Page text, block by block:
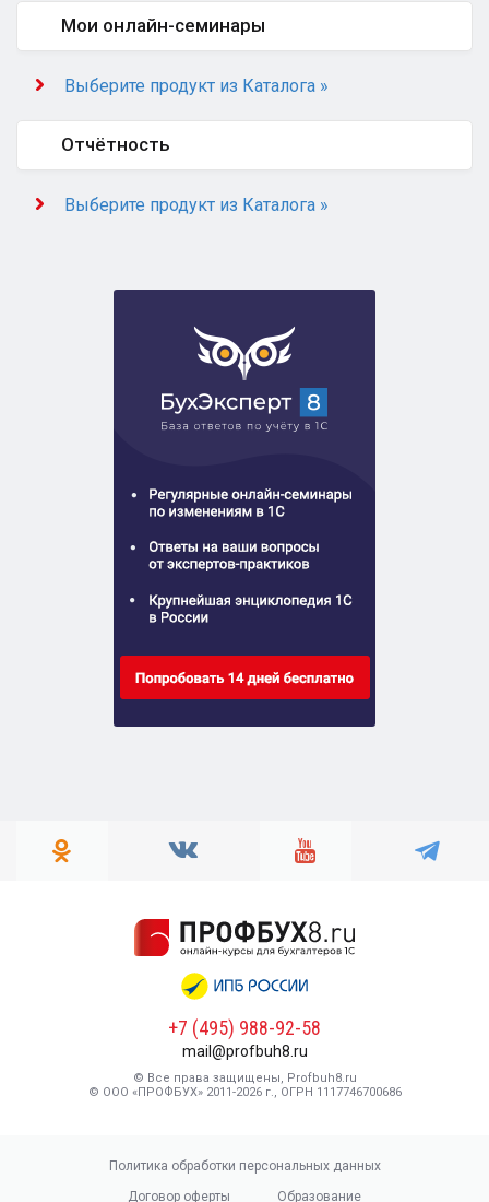
Мои онлайн-семинары
Выберите продукт из Каталога »
Отчётность
Выберите продукт из Каталога »
+7 (495) 988-92-58
mail@profbuh8.ru
© Все права защищены, Profbuh8.ru
© ООО «ПРОФБУХ» 2011-2026 г., ОГРН 1117746700686
Политика обработки персональных данных
Договор оферты
Образование